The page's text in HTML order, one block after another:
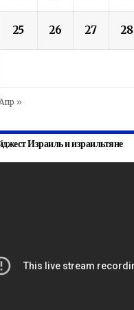
25 26 27 28
»
Израиль и израильтяне